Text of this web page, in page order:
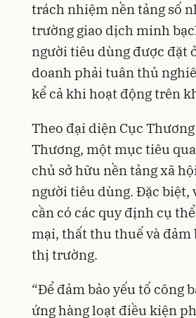
trách nhiệm nền tảng số
trường giao dịch minh
người tiêu dùng được đặt
doanh phải tuân thủ
kể cả khi hoạt động trên
Theo đại diện Cục
Thương, một mục tiêu
chủ sở hữu nền tảng xã
người tiêu dùng. Đặc
cần có các quy định cụ
mại, thất thu thuế và
thị trường.
“Để đảm bảo yếu tố công
ứng hàng loạt điều kiện